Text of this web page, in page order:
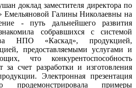
доклад заместителя директора по
Емельяновой Галины Николаевны на
- путь дальнейшего развития
собравшихся с системой
НПО «Каскад», продукцией,
предоставляемыми услугами и
что конкурентоспособность
за счет разработки и изготовления
Электронная презентация
продемонстрировала примеры